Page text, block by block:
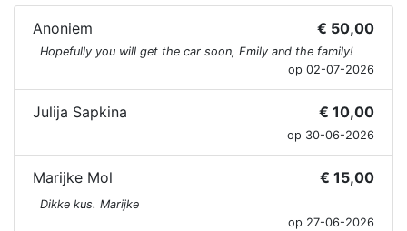
Anoniem € 50,00
Hopefully you will get the car soon, Emily and the family!
op 02-07-2026
Julija Sapkina € 10,00
op 30-06-2026
Marijke Mol € 15,00
Dikke kus. Marijke
op 27-06-2026